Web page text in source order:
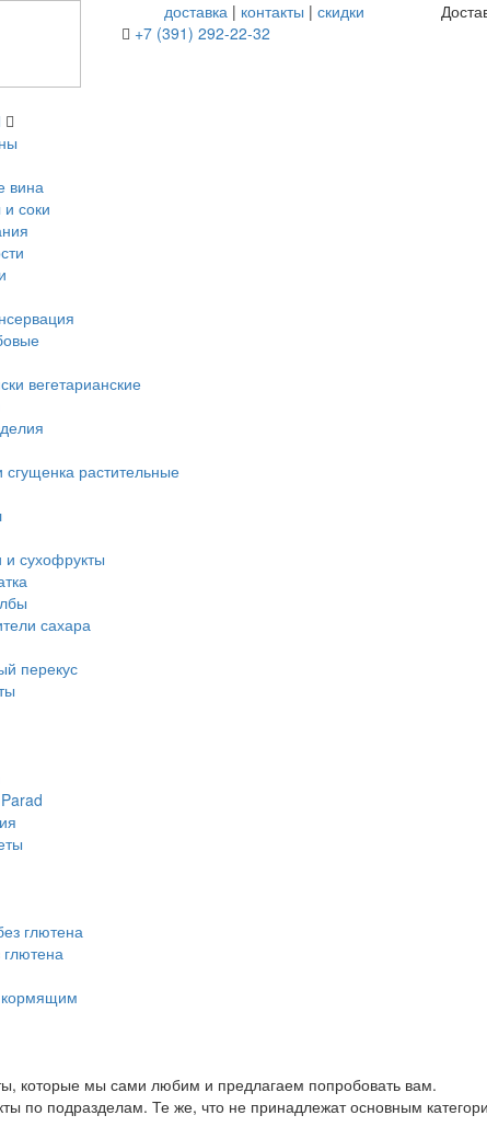
доставка | контакты |скидки
+7 (391) 292-22-32
вина
соки
вегетарианские
растительные
сухофрукты
сахара
перекус
глютена
глютена
которые мы сами любим и предлагаем попробовать вам.
по подразделам. Те же, что не принадлежат основным